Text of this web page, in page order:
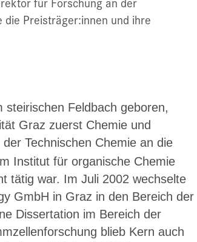
Preisträger:innen und ihre
steirischen Feldbach geboren,
Graz zuerst Chemie und
Technischen Chemie an die
Institut für organische Chemie
tätig war. Im Juli 2002 wechselte
GmbH in Graz in den Bereich der
Dissertation im Bereich der
blieb Kern auch